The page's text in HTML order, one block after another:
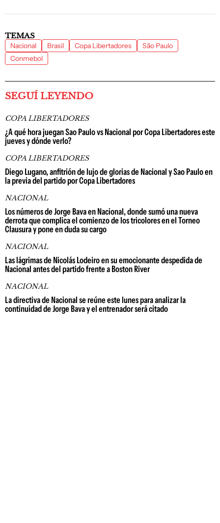
TEMAS
Nacional Brasil Copa Libertadores
São Paulo
Conmebol
SEGUÍ LEYENDO
COPA LIBERTADORES
¿A qué hora juegan Sao Paulo vs Nacional por Copa Libertadores este
jueves y dónde verlo?
COPA LIBERTADORES
Diego Lugano, anfitrión de lujo de glorias de Nacional y Sao Paulo en
la previa del partido por Copa Libertadores
NACIONAL
Los números de Jorge Bava en Nacional, donde sumó una nueva
derrota que complica el comienzo de los tricolores en el Torneo
Clausura y pone en duda su cargo
NACIONAL
Las lágrimas de Nicolás Lodeiro en su emocionante despedida de
Nacional antes del partido frente a Boston River
NACIONAL
La directiva de Nacional se reúne este lunes para analizar la
continuidad de Jorge Bava y el entrenador será citado